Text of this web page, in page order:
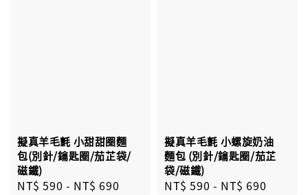
擬真羊毛氈 小甜甜圈麵
包(別針/鑰匙圈/茄芷袋/
磁鐵)
Regular
NT$ 590 - NT$ 690
擬真羊毛氈 小螺旋奶油
麵包 (別針/鑰匙圈/茄芷
袋/磁鐵)
Regular
NT$ 590 - NT$ 690